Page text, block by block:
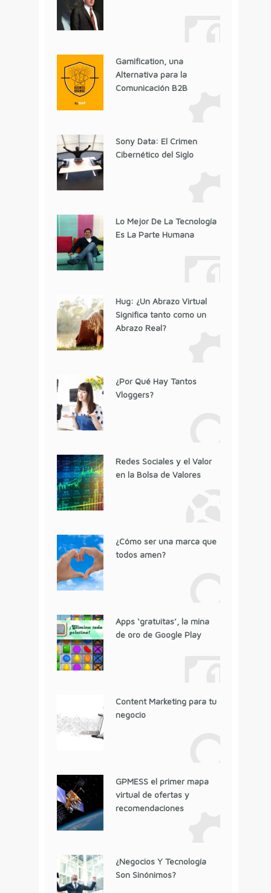
Gamification, una
Alternativa para la
Comunicación B2B
Sony Data: El Crimen
Cibernético del Siglo
Lo Mejor De La Tecnología
Es La Parte Humana
Hug: ¿Un Abrazo Virtual
Significa tanto como un
Abrazo Real?
¿Por Qué Hay Tantos
Vloggers?
Redes Sociales y el Valor
en la Bolsa de Valores
¿Cómo ser una marca que
todos amen?
Apps ‘gratuitas’, la mina
de oro de Google Play
Content Marketing para tu
negocio
GPMESS el primer mapa
virtual de ofertas y
recomendaciones
¿Negocios Y Tecnología
Son Sinónimos?